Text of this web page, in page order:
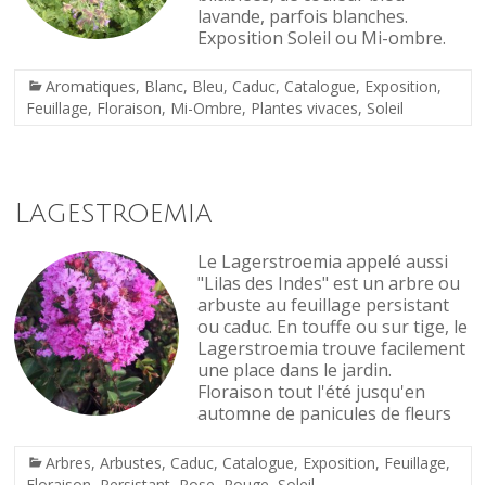
lavande, parfois blanches.
Exposition Soleil ou Mi-ombre.
Aromatiques, Blanc, Bleu, Caduc, Catalogue, Exposition,
Feuillage, Floraison, Mi-Ombre, Plantes vivaces, Soleil
Lagestroemia
Le Lagerstroemia appelé aussi
"Lilas des Indes" est un arbre ou
arbuste au feuillage persistant
ou caduc. En touffe ou sur tige, le
Lagerstroemia trouve facilement
une place dans le jardin.
Floraison tout l'été jusqu'en
automne de panicules de fleurs
Arbres,Arbustes, Caduc, Catalogue, Exposition, Feuillage,